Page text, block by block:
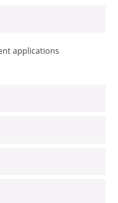
applications